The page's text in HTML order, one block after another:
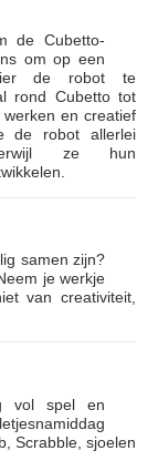
de Cubetto-
om op een
de robot te
rond Cubetto tot
en creatief
de robot allerlei
ze hun
samen zijn?
je werkje
van creativiteit,
vol spel en
Scrabble, sjoelen